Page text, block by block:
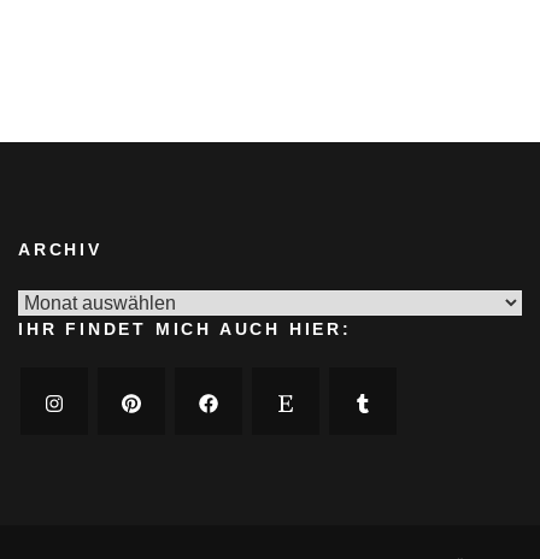
ARCHIV
Archiv
IHR FINDET MICH AUCH HIER: